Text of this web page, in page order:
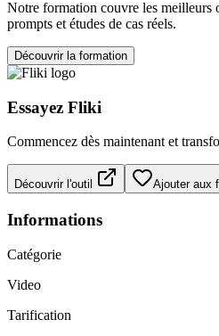
Notre formation couvre les
prompts et études de cas réels.
Découvrir la formation
Essayez Fliki
Commencez dès maintenant et
Découvrir l'outil Ajouter aux
Informations
Catégorie
Video
Tarification